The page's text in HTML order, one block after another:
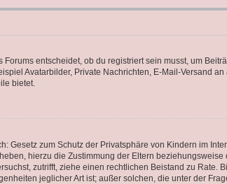
entscheidet, ob du registriert sein musst, um
Avatarbilder, Private Nachrichten, E-Mail-Versand
bietet.
Gesetz zum Schutz der Privatsphäre von Kindern im
hierzu die Zustimmung der Eltern
zutrifft, ziehe einen rechtlichen Beistand zu Rate.
jeglicher Art ist; außer solchen, die unter der